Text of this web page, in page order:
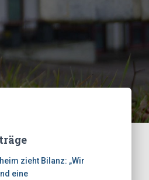
zieht Bilanz: „Wir
eine